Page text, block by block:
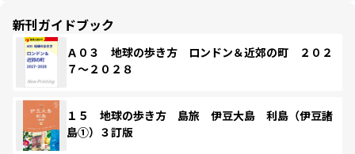
新刊ガイドブック
Ａ０３ 地球の歩き方 ロンドン＆近郊の町 ２０２
７～２０２８
１５ 地球の歩き方 島旅 伊豆大島 利島（伊豆諸
島①）３訂版